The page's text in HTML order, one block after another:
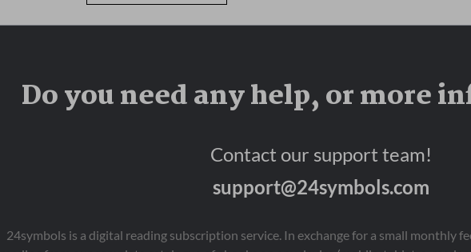
Do you need any help, or more
Contact our support team!
support@24symbols.com
24symbols is a digital reading subscription service. In exchange for a small monthly